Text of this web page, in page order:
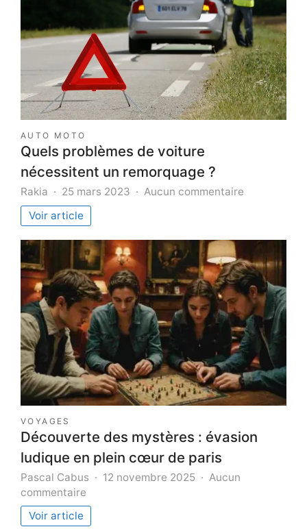
AUTO MOTO
Quels problèmes de voiture
nécessitent un remorquage ?
Rakia 25 mars 2023 Aucun commentaire
nécessitent
un
remorquage
?
Voir article
VOYAGES
Découverte des mystères : évasion
ludique en plein cœur de paris
Pascal Cabus 12 novembre 2025
Aucun
commentaire
Découverte
des
Voir article